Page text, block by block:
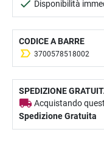
Disponibilità
CODICE A BARRE
3700578518002
SPEDIZIONE
Acquistando
Spedizione Gratuita